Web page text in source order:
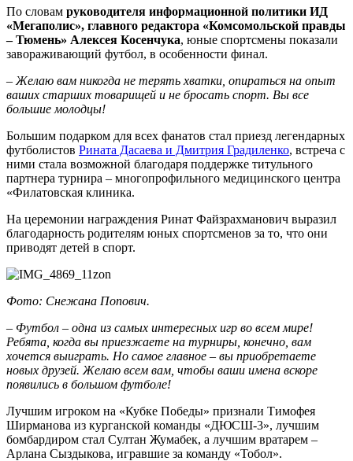
По словам руководителя информационной политики ИД
«Мегаполис», главного редактора «Комсомольской правды
– Тюмень» Алексея Косенчука, юные спортсмены показали
завораживающий футбол, в особенности финал.
– Желаю вам никогда не терять хватки, опираться на опыт
ваших старших товарищей и не бросать спорт. Вы все
большие молодцы!
Большим подарком для всех фанатов стал приезд легендарных
футболистов Рината Дасаева и Дмитрия Градиленко, встреча с
ними стала возможной благодаря поддержке титульного
партнера турнира – многопрофильного медицинского центра
«Филатовская клиника.
На церемонии награждения Ринат Файзрахманович выразил
благодарность родителям юных спортсменов за то, что они
приводят детей в спорт.
Фото: Снежана Попович.
– Футбол – одна из самых интересных игр во всем мире!
Ребята, когда вы приезжаете на турниры, конечно, вам
хочется выиграть. Но самое главное – вы приобретаете
новых друзей. Желаю всем вам, чтобы ваши имена вскоре
появились в большом футболе!
Лучшим игроком на «Кубке Победы» признали Тимофея
Ширманова из курганской команды «ДЮСШ-3», лучшим
бомбардиром стал Султан Жумабек, а лучшим вратарем –
Арлана Сыздыкова, игравшие за команду «Тобол».